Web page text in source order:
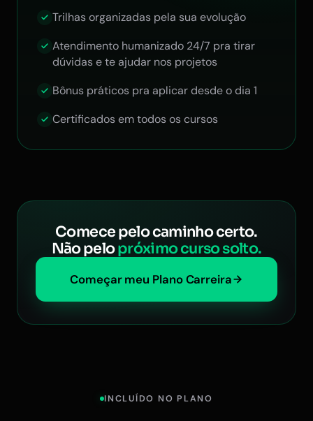
Trilhas organizadas pela sua evolução
Atendimento humanizado 24/7 pra tirar
dúvidas e te ajudar nos projetos
Bônus práticos pra aplicar desde o dia 1
Certificados em todos os cursos
Comece pelo caminho certo.
Não pelopróximo curso solto.
Começar meu Plano Carreira
INCLUÍDO NO PLANO